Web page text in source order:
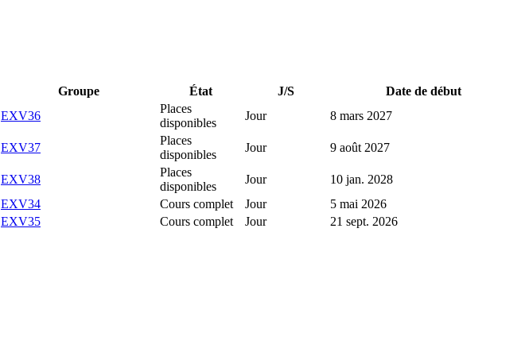
Groupe État J/S
Date de début
EXV36
Places
disponibles
Jour 8 mars 2027
EXV37
Places
disponibles
Jour 9 août 2027
EXV38
Places
disponibles
Jour
10 jan. 2028
EXV34
Cours complet Jour
5 mai 2026
EXV35
Cours complet Jour 21 sept. 2026